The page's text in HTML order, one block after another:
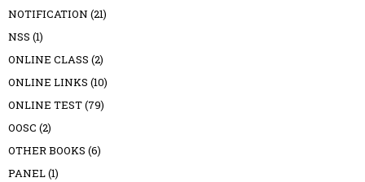
NOTIFICATION (21)
NSS (1)
ONLINE CLASS (2)
ONLINE LINKS (10)
ONLINE TEST(79)
OOSC (2)
OTHER BOOKS (6)
PANEL(1)